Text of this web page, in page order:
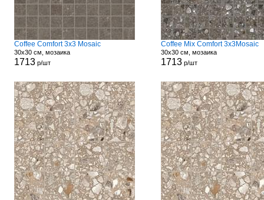
Coffee Comfort 3x3 Mosaic
30x30 см, мозаика
1713р/шт
Coffee Mix Comfort 3x3Mosaic
30x30 см, мозаика
1713р/шт